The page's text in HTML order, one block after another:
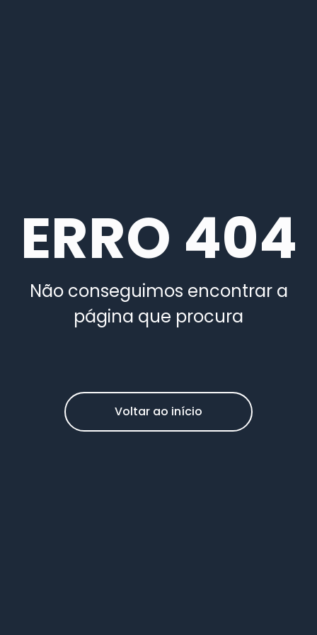
ERRO 404
Não conseguimos encontrar a
página que procura
Voltar ao início